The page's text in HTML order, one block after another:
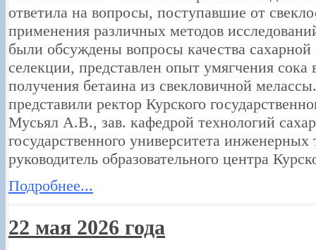
ответила на вопросы, поступавшие от
применения различных методов
были обсуждены вопросы качества
селекции, представлен опыт умягчения сока
получения бетаина из свекловичной
представили ректор Курского
Мусьял А.В., зав. кафедрой технологий
государственного университета
руководитель образовательного центра
Подробнее...
22 мая 2026 года